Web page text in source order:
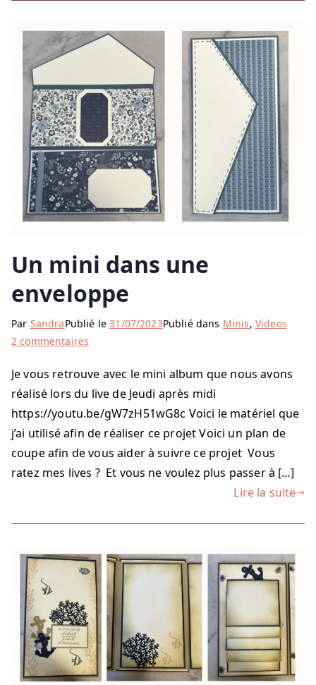
Un mini dans une
enveloppe
Par SandraPublié le31/07/2023Publié dans Minis, Videos
2 commentaires
mini
dans
une
enveloppe
Je vous retrouve avec le mini album que nous avons
réalisé lors du live de Jeudi après midi
https://youtu.be/gW7zH51wG8c Voici le matériel que
j’ai utilisé afin de réaliser ce projet Voici un plan de
coupe afin de vous aider à suivre ce projet Vous
ratez mes lives ? Et vous ne voulez plus passer à […]
Lire la suite